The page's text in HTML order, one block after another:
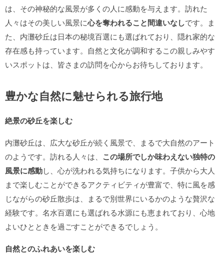
は、その神秘的な風景が多くの人に感動を与えます。訪れた
人々はその美しい風景に心を奪われること間違いなしです。ま
た、内灘砂丘は日本の秘境百選にも選ばれており、隠れ家的な
存在感も持っています。自然と文化が調和するこの親しみやす
いスポットは、皆さまの訪問を心からお待ちしております。
豊かな自然に魅せられる旅行地
絶景の砂丘を楽しむ
内灘砂丘は、広大な砂丘が続く風景で、まるで大自然のアート
のようです。訪れる人々は、 この場所でしか味わえない独特の
風景に感動し、心が洗われる気持ちになります。子供から大人
まで楽しむことができるアクティビティが豊富で、特に風を感
じながらの砂丘散歩は、まるで別世界にいるかのような贅沢な
経験です。名水百選にも選ばれる水源にも恵まれており、心地
よいひとときを過ごすことができるでしょう。
自然とのふれあいを楽しむ